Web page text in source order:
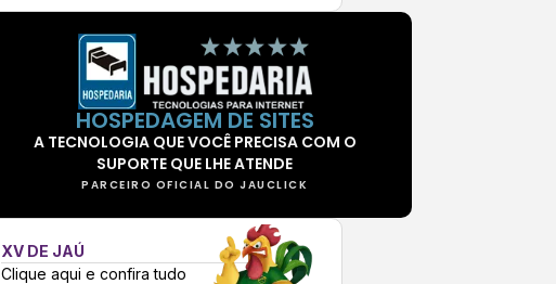
HOSPEDAGEM DE SITES
A TECNOLOGIA QUE VOCÊ PRECISA COM O
SUPORTE QUE LHE ATENDE
PARCEIRO OFICIAL DO JAUCLICK
XV DE JAÚ
Clique aqui e confira tudo